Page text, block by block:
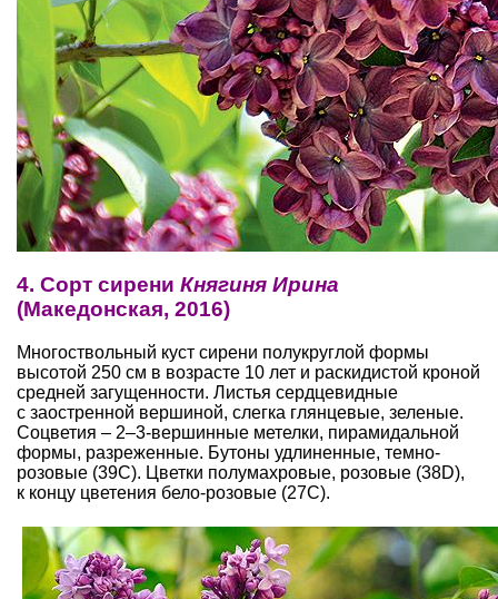
4. Сорт сирени Княгиня Ирина
(Македонская, 2016)
Многоствольный куст сирени полукруглой формы
высотой 250 см в возрасте 10 лет и раскидистой кроной
средней загущенности. Листья сердцевидные
с заостренной вершиной, слегка глянцевые, зеленые.
Соцветия – 2–3-вершинные метелки, пирамидальной
формы, разреженные. Бутоны удлиненные, темно-
розовые (39C). Цветки полумахровые, розовые (38D),
к концу цветения бело-розовые (27C).